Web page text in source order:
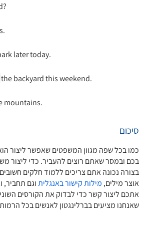
later today.
backyard this weekend.
mountains.
סיכום
כמו בכל שפה מגוון המשפטים שאפשר ליצור
בכם ובמסר שאתם רוצים להעביר. כדי ליצור
בצורה נכונה אתם צריכים ללמוד חלקים
אוצר מילים, מילות קישור באנגליתוגם תחביר,
אתכם ליצור קשר כדי לבדוק את הקורסים
שאנחנו מציעים בברלינגטון לאנשים בכל